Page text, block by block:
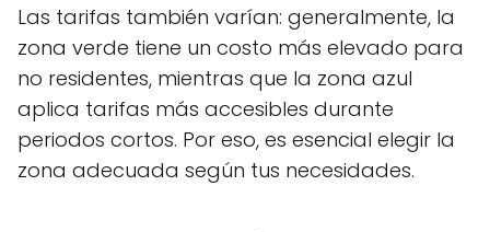
Las tarifas también varían: generalmente, la
zona verde tiene un costo más elevado para
no residentes, mientras que la zona azul
aplica tarifas más accesibles durante
periodos cortos. Por eso, es esencial elegir la
zona adecuada según tus necesidades.